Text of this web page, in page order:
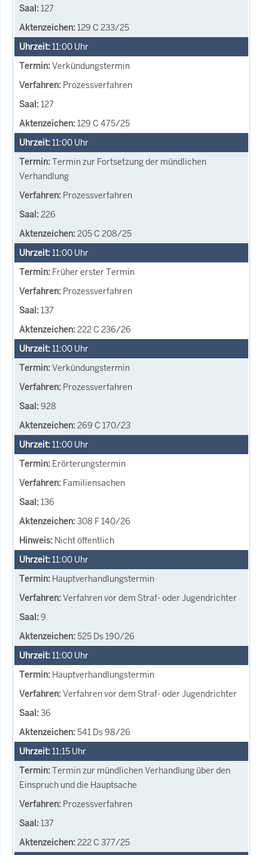
127
129 C 233/25
11:00 Uhr
Verkündungstermin
Prozessverfahren
127
129 C 475/25
11:00 Uhr
Termin zur Fortsetzung der mündlichen
Verhandlung
Prozessverfahren
226
205 C 208/25
11:00 Uhr
Früher erster Termin
Prozessverfahren
137
222 C 236/26
11:00 Uhr
Verkündungstermin
Prozessverfahren
928
269 C 170/23
11:00 Uhr
Erörterungstermin
Familiensachen
136
308 F 140/26
Nicht öffentlich
11:00 Uhr
Hauptverhandlungstermin
Verfahren vor dem Straf- oder Jugendrichter
9
525 Ds 190/26
11:00 Uhr
Hauptverhandlungstermin
Verfahren vor dem Straf- oder Jugendrichter
36
541 Ds 98/26
11:15 Uhr
Termin zur mündlichen Verhandlung über den
Einspruch und die Hauptsache
Prozessverfahren
137
222 C 377/25